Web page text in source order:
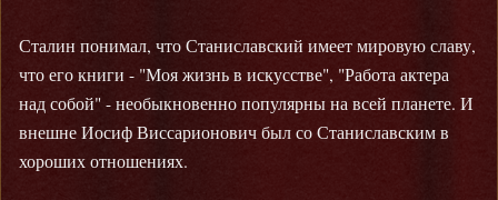
Сталин понимал, что Станиславский имеет мировую славу,
что его книги - "Моя жизнь в искусстве", "Работа актера
над собой" - необыкновенно популярны на всей планете. И
внешне Иосиф Виссарионович был со Станиславским в
хороших отношениях.